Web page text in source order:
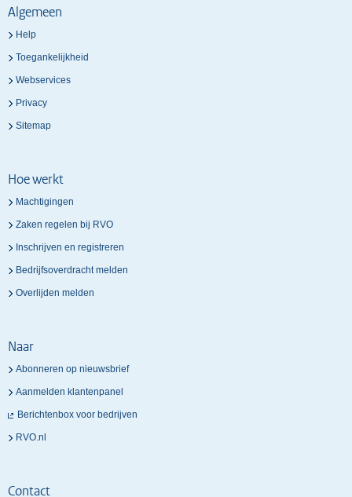
Algemeen
Help
Toegankelijkheid
Webservices
Privacy
Sitemap
Hoe werkt
Machtigingen
Zaken regelen bij RVO
Inschrijven en registreren
Bedrijfsoverdracht melden
Overlijden melden
Naar
Abonneren op nieuwsbrief
Aanmelden klantenpanel
Berichtenbox voor bedrijven
RVO.nl
Contact